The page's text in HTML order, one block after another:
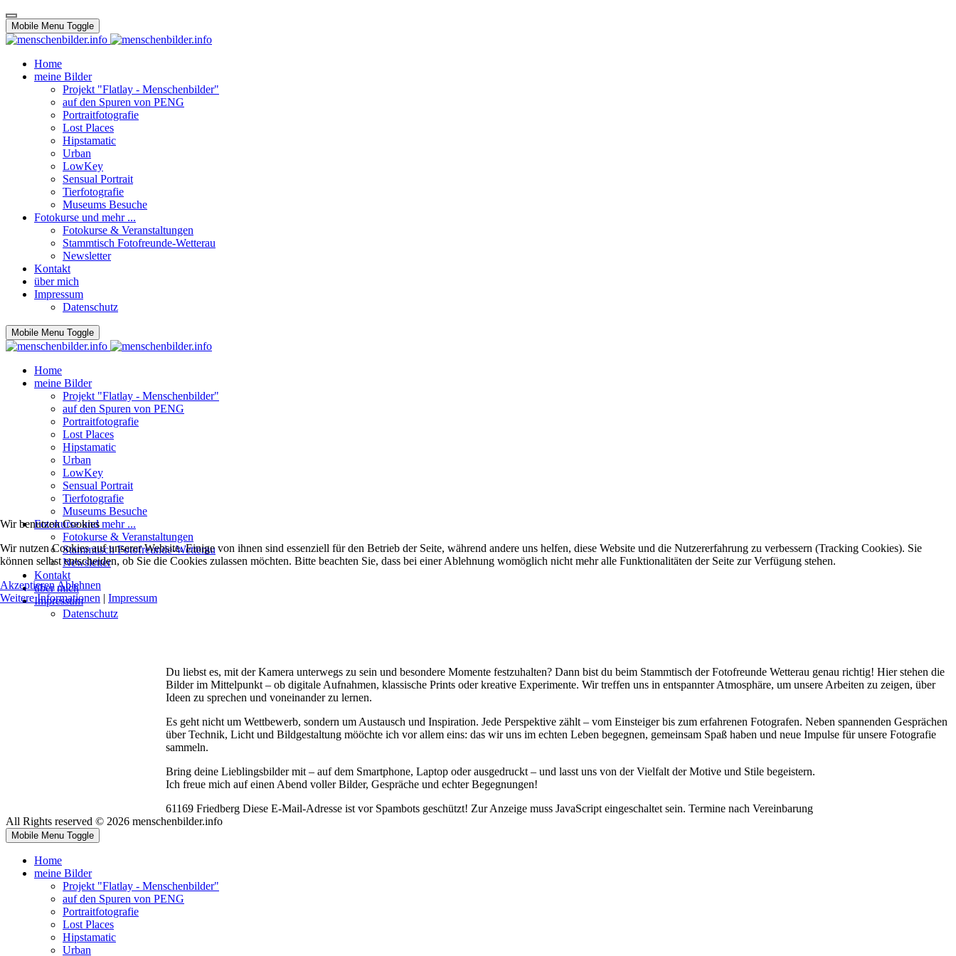
Mobile Menu Toggle
Home
meine Bilder
Projekt "Flatlay - Menschenbilder"
auf den Spuren von PENG
Portraitfotografie
Lost Places
Hipstamatic
Urban
LowKey
Sensual Portrait
Tierfotografie
Museums Besuche
Fotokurse und mehr ...
Fotokurse & Veranstaltungen
Stammtisch Fotofreunde-Wetterau
Newsletter
Kontakt
über mich
Impressum
Datenschutz
Mobile Menu Toggle
Home
meine Bilder
Projekt "Flatlay - Menschenbilder"
auf den Spuren von PENG
Portraitfotografie
Lost Places
Hipstamatic
Urban
LowKey
Sensual Portrait
Tierfotografie
Museums Besuche
Fotokurse und mehr ...
Fotokurse & Veranstaltungen
Stammtisch Fotofreunde-Wetterau
Newsletter
Kontakt
über mich
Impressum
Datenschutz
Du liebst es, mit der Kamera unterwegs zu sein und besondere Momente festzuhalten? Dann bist du beim Stammtisch der Fotofreunde Wetterau genau richtig! Hier stehen die
Bilder im Mittelpunkt – ob digitale Aufnahmen, klassische Prints oder kreative Experimente. Wir treffen uns in entspannter Atmosphäre, um unsere Arbeiten zu zeigen, über
Ideen zu sprechen und voneinander zu lernen.
Es geht nicht um Wettbewerb, sondern um Austausch und Inspiration. Jede Perspektive zählt – vom Einsteiger bis zum erfahrenen Fotografen. Neben spannenden Gesprächen
über Technik, Licht und Bildgestaltung mööchte ich vor allem eins: das wir uns im echten Leben begegnen, gemeinsam Spaß haben und neue Impulse für unsere Fotografie
sammeln.
Bring deine Lieblingsbilder mit – auf dem Smartphone, Laptop oder ausgedruckt – und lasst uns von der Vielfalt der Motive und Stile begeistern.
Ich freue mich auf einen Abend voller Bilder, Gespräche und echter Begegnungen!
61169 Friedberg Diese E-Mail-Adresse ist vor Spambots geschützt! Zur Anzeige muss JavaScript eingeschaltet sein. Termine nach Vereinbarung
All Rights reserved © 2026 menschenbilder.info
Mobile Menu Toggle
Home
meine Bilder
Projekt "Flatlay - Menschenbilder"
auf den Spuren von PENG
Portraitfotografie
Lost Places
Hipstamatic
Urban
Wir benutzen Cookies
Wir nutzen Cookies auf unserer Website. Einige von ihnen sind essenziell für den Betrieb der Seite, während andere uns helfen, diese Website und die Nutzererfahrung zu verbessern (Tracking Cookies). Sie
können selbst entscheiden, ob Sie die Cookies zulassen möchten. Bitte beachten Sie, dass bei einer Ablehnung womöglich nicht mehr alle Funktionalitäten der Seite zur Verfügung stehen.
AkzeptierenAblehnen
Weitere Informationen | Impressum